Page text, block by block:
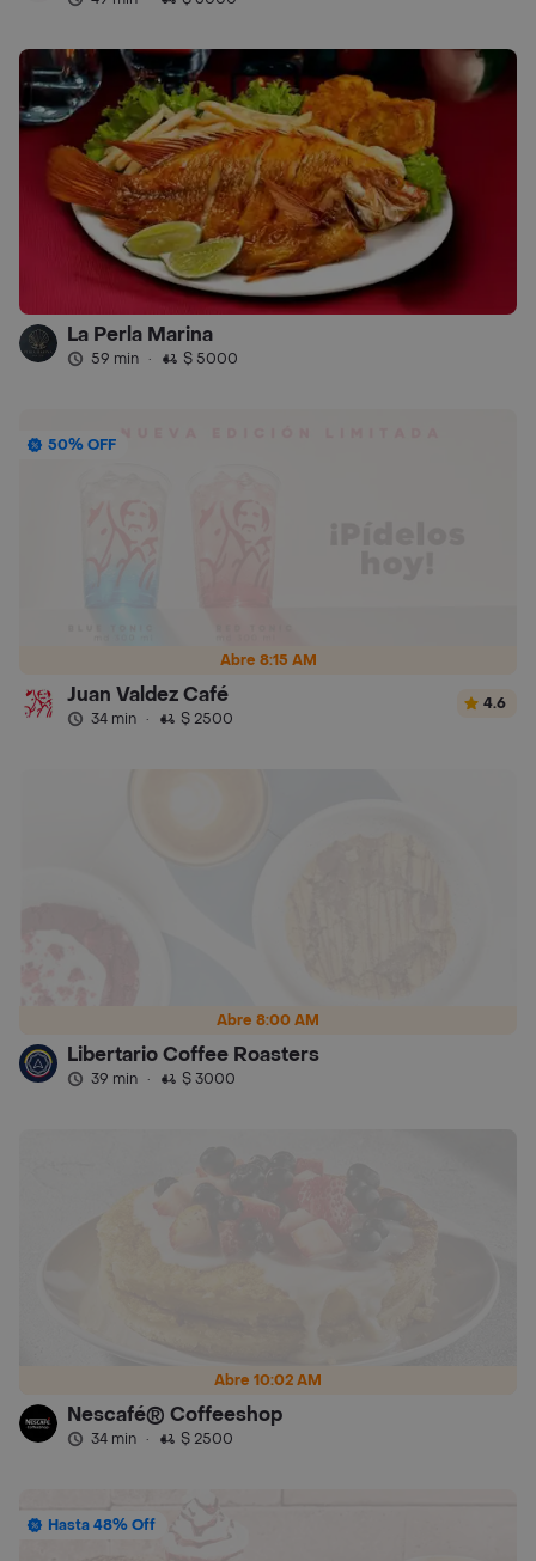
La Perla Marina
59 min · $ 5000
Abre 8:15 AM
50% OFF
Juan Valdez Café
34 min · $ 2500
4.6
Abre 8:00 AM
Libertario Coffee Roasters
39 min · $ 3000
Abre 10:02 AM
Nescafé® Coffeeshop
34 min · $ 2500
Hasta 48% Off